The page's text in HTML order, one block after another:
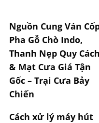
Nguồn Cung Ván
Pha Gỗ Chò Indo,
Thanh Nẹp Quy Cách
& Mạt Cưa Giá Tận
Gốc – Trại Cưa Bảy
Chiến
Cách xử lý máy hút